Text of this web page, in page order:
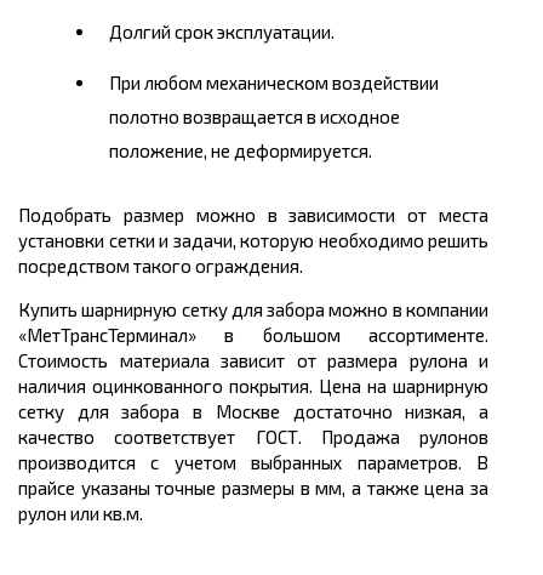
Долгий срок эксплуатации.
При любом механическом воздействии
полотно возвращается в исходное
положение, не деформируется.
Подобрать размер можно в зависимости от места
установки сетки и задачи, которую необходимо решить
посредством такого ограждения.
Купить шарнирную сетку для забора можно в компании
«МетТрансТерминал» в большом ассортименте.
Стоимость материала зависит от размера рулона и
наличия оцинкованного покрытия. Цена на шарнирную
сетку для забора в Москве достаточно низкая, а
качество соответствует ГОСТ. Продажа рулонов
производится с учетом выбранных параметров. В
прайсе указаны точные размеры в мм, а также цена за
рулон или кв.м.